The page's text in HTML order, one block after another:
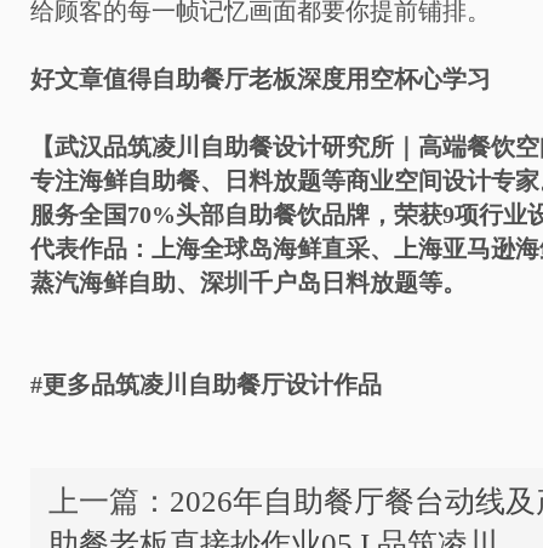
给顾客的每一帧记忆画面都要你提前铺排。
好文章值得自助餐厅老板深度用空杯心学习
【武汉品筑凌川自助餐设计研究所｜高端餐饮
专注海鲜自助餐、日料放题等商业空间设计专
服务全国70%头部自助餐饮品牌，荣获9项行业
代表作品：上海全球岛海鲜直采、上海亚马逊
蒸汽海鲜自助、深圳千户岛日料放题等。
#更多品筑凌川自助餐厅设计作品
上一篇： 2026年自助餐厅餐台动线